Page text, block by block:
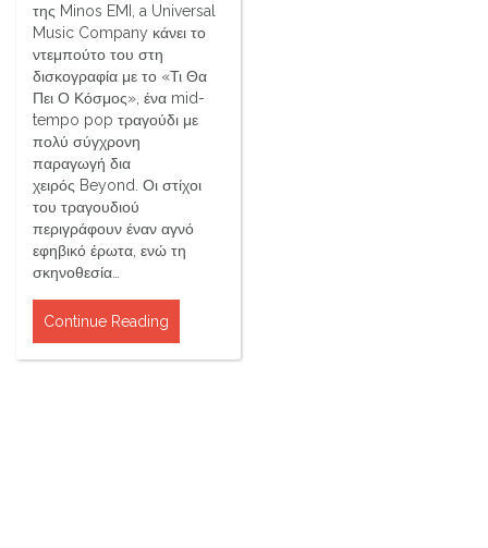
της Minos EMI, a Universal
Music Company κάνει το
ντεμπούτο του στη
δισκογραφία με το «Τι Θα
Πει Ο Κόσμος», ένα mid-
tempo pop τραγούδι με
πολύ σύγχρονη
παραγωγή δια
χειρός Beyond. Οι στίχοι
του τραγουδιού
περιγράφουν έναν αγνό
εφηβικό έρωτα, ενώ τη
σκηνοθεσία…
Continue Reading